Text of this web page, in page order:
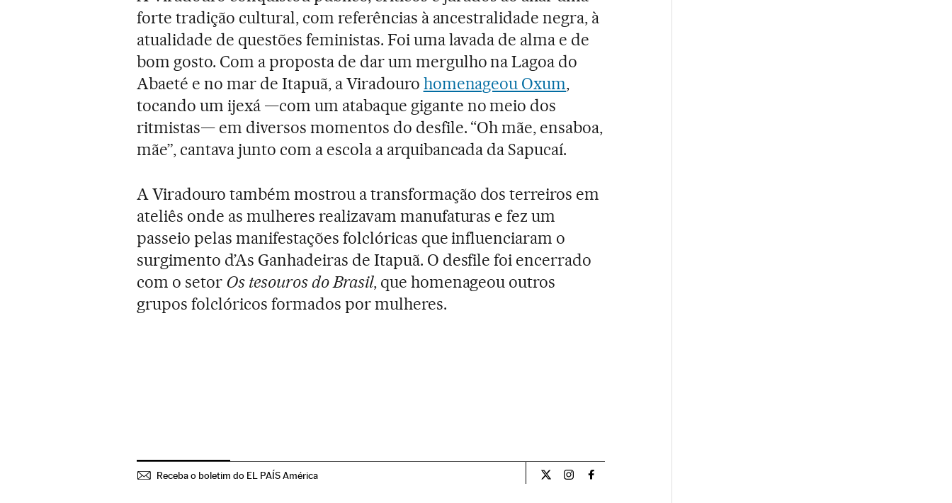
forte tradição cultural, com referências à ancestralidade negra, à
atualidade de questões feministas. Foi uma lavada de alma e de
bom gosto. Com a proposta de dar um mergulho na Lagoa do
Abaeté e no mar de Itapuã, a Viradouro homenageou Oxum,
tocando um ijexá —com um atabaque gigante no meio dos
ritmistas— em diversos momentos do desfile. “Oh mãe, ensaboa,
mãe”, cantava junto com a escola a arquibancada da Sapucaí.
A Viradouro também mostrou a transformação dos terreiros em
ateliês onde as mulheres realizavam manufaturas e fez um
passeio pelas manifestações folclóricas que influenciaram o
surgimento d’As Ganhadeiras de Itapuã. O desfile foi encerrado
com o setor Os tesouros do Brasil, que homenageou outros
grupos folclóricos formados por mulheres.
Receba o boletim do EL PAÍS América Cultura El País Brasil en Twitter
Cultura El País Brasil en Instagram
Cultura El País Brasil en Facebook